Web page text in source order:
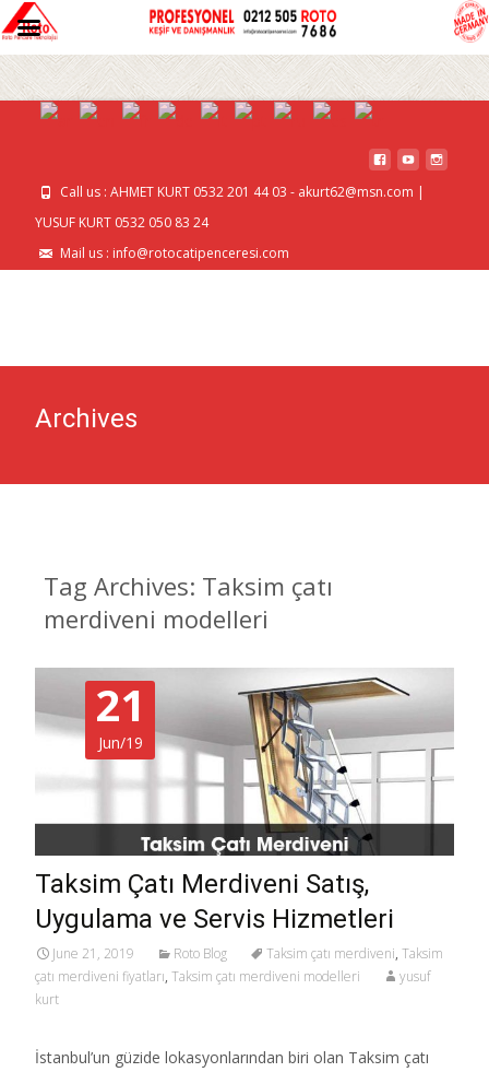
Call us : AHMET KURT 0532 201 44 03 - akurt62@msn.com |
YUSUF KURT 0532 050 83 24
Mail us : info@rotocatipenceresi.com
Archives
Tag Archives: Taksim çatı
merdiveni modelleri
21
Jun/19
Taksim Çatı Merdiveni Satış,
Uygulama ve Servis Hizmetleri
June 21, 2019 Roto Blog Taksim çatı merdiveni, Taksim
çatı merdiveni fiyatları, Taksim çatı merdiveni modelleri
yusuf
kurt
İstanbul’un güzide lokasyonlarından biri olan Taksim çatı